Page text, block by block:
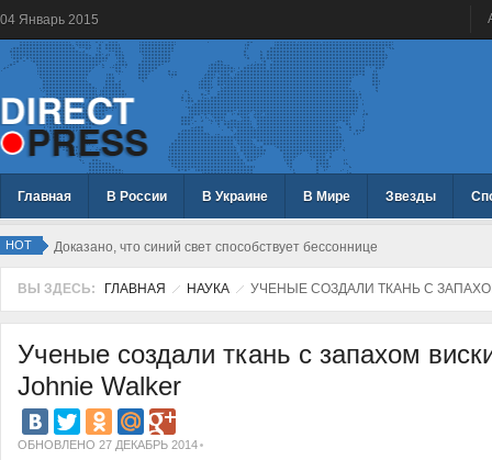
04 Январь 2015
Главная В России В Украине В Мире Звезды
HOT Доказано, что синий свет способствует бессоннице
ВЫ ЗДЕСЬ: ГЛАВНАЯ НАУКА УЧЕНЫЕ СОЗДАЛИ ТКАНЬ С
Ученые создали ткань с запахом
Johnie Walker
ОБНОВЛЕНО 27 ДЕКАБРЬ 2014